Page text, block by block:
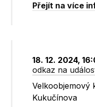
Přejít na více
18. 12. 2024,
odkaz na
Velkoobjemový
Kukučínova